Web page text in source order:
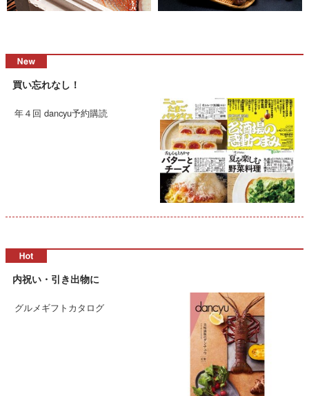
買い忘れなし！
年４回 dancyu予約購読
内祝い・引き出物に
グルメギフトカタログ